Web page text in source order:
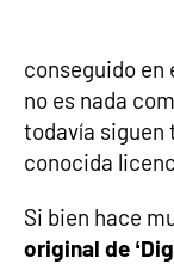
conseguido
no es nada
todavía siguen
conocida
Si bien hace
original de